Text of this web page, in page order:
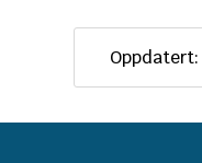
Oppdatert: